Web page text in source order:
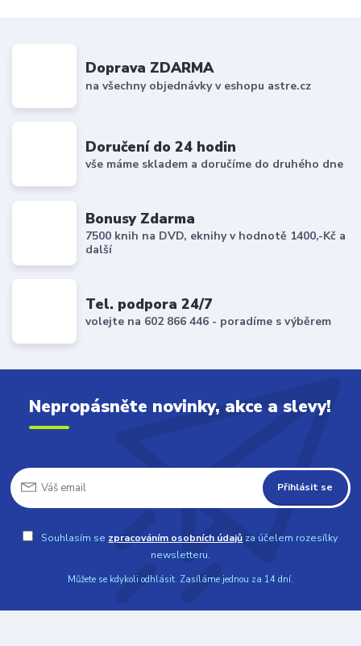
Doprava ZDARMA
na všechny objednávky v eshopu astre.cz
Doručení do 24 hodin
vše máme skladem a doručíme do druhého dne
Bonusy Zdarma
7500 knih na DVD, eknihy v hodnotě 1400,-Kč a
další
Tel. podpora 24/7
volejte na 602 866 446 - poradíme s výběrem
Nepropásněte novinky, akce a slevy!
Přihlásit se
Souhlasím se zpracováním osobních údajů za účelem rozesílky
newsletteru.
Můžete se kdykoli odhlásit. Zasíláme jednou za 14 dní.